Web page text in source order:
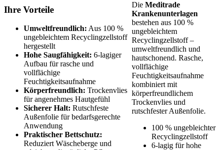
DieMeditrade
Krankenunterlagen
bestehen aus 100 %
ungebleichtem
Recyclingzellstoff –
umweltfreundlich und
hautschonend. Rasche,
vollflächige
Feuchtigkeitsaufnahme
kombiniert mit
körperfreundlichem
Trockenvlies und
rutschfester Außenfolie.
100 % ungebleichter
Recyclingzellstoff
6-lagig für hohe
Ihre Vorteile
Umweltfreundlich: Aus 100 %
ungebleichtem Recyclingzellstoff
hergestellt
Hohe Saugfähigkeit: 6-lagiger
Aufbau für rasche und
vollflächige
Feuchtigkeitsaufnahme
Körperfreundlich: Trockenvlies
für angenehmes Hautgefühl
Sicherer Halt: Rutschfeste
Außenfolie für bedarfsgerechte
Anwendung
Praktischer Bettschutz:
Reduziert Wäscheberge und